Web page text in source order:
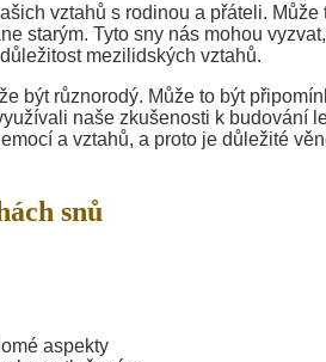
vztahů s rodinou a přáteli. Může
starým. Tyto sny nás mohou
mezilidských vztahů.
být různorodý. Může to být
naše zkušenosti k budování
a vztahů, a proto je důležité
snů
aspekty